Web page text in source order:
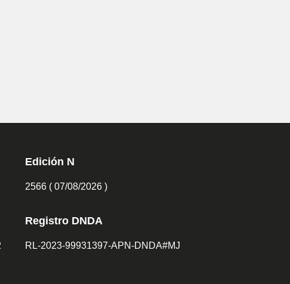
Edición N
2566 ( 07/08/2026 )
Registro DNDA
RL-2023-99931397-APN-DNDA#MJ